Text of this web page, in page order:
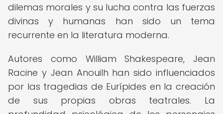
dilemas morales y su lucha contra las fuerzas
divinas y humanas han sido un tema
recurrente en la literatura moderna.
Autores como William Shakespeare, Jean
Racine y Jean Anouilh han sido influenciados
por las tragedias de Eurípides en la creación
de sus propias obras teatrales. La